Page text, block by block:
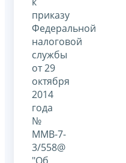
приказу
Федеральной
налоговой
службы
от 29
октября
2014
года
№
ММВ-7-
3/558@
"Об